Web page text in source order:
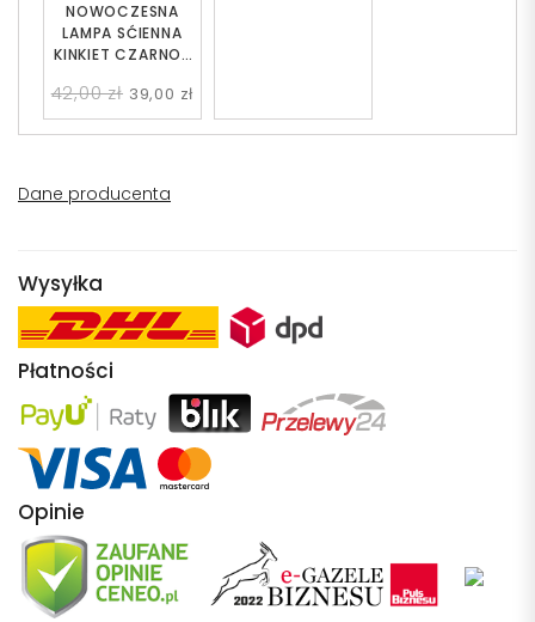
NOWOCZESNA
LAMPA SĆIENNA
KINKIET CZARNO-
42,00 zł 39,00 zł
Dane producenta
Wysyłka
Płatności
Opinie